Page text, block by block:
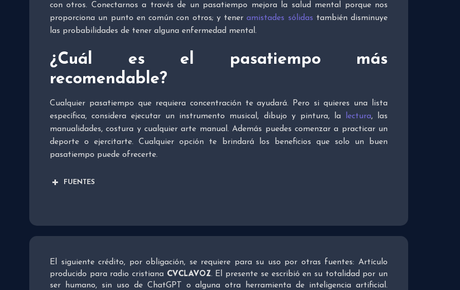
con otros. Conectarnos a través de un pasatiempo mejora la salud mental porque nos
proporciona un punto en común con otros; y teneramistades sólidas también disminuye
las probabilidades de tener alguna enfermedad mental.
¿Cuál es el pasatiempo más
recomendable?
Cualquier pasatiempo que requiera concentración te ayudará. Pero si quieres una lista
específica, considera ejecutar un instrumento musical, dibujo y pintura, la
lectura, las
manualidades, costura y cualquier arte manual. Además puedes comenzar a practicar un
deporte o ejercitarte. Cualquier opción te brindará los beneficios que solo un buen
pasatiempo puede ofrecerte.
FUENTES
El siguiente crédito, por obligación, se requiere para su uso por otras fuentes: Artículo
producido para radio cristiana CVCLAVOZ. El presente se escribió en su totalidad por un
ser humano, sin uso de ChatGPT o alguna otra herramienta de inteligencia artificial.